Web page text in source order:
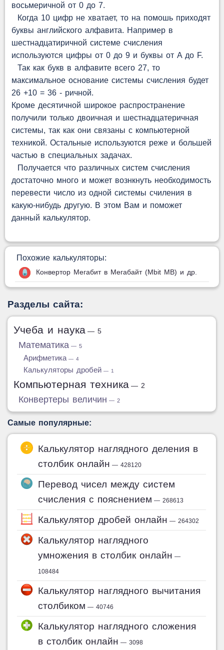
восьмеричной от 0 до 7.
Когда 10 цифр не хватает, то на помошь приходят
буквы английского алфавита. Например в
шестнадцатиричной системе счисления
используются цифры от 0 до 9 и буквы от A до F.
Так как букв в алфавите всего 27, то
максимальное основание системы счисления будет
26 +10 = 36 - ричной.
Кроме десятичной широкое распространение
получили только двоичная и шестнадцатеричная
системы, так как они связаны с компьютерной
техникой. Остальные используются реже и большей
частью в специальных задачах.
Получается что различных систем счисления
достаточно много и может вознкнуть необходимость
перевести число из одной системы счиления в
какую-нибудь другую. В этом Вам и поможет
данный калькулятор.
Похожие калькуляторы:
Конвертор Мегабит в Мегабайт (Mbit MB) и др.
Разделы сайта:
Учеба и наука — 5
Математика — 5
Арифметика — 4
Калькуляторы дробей — 1
Компьютерная техника — 2
Конвертеры величин — 2
Самые популярные:
Калькулятор наглядного деления в
столбик онлайн — 428120
Перевод чисел между систем
счисления с пояснением — 268613
Калькулятор дробей онлайн — 264302
Калькулятор наглядного
умножения в столбик онлайн —
108484
Калькулятор наглядного вычитания
столбиком — 40746
Калькулятор наглядного сложения
в столбик онлайн — 3098